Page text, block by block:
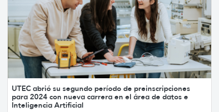
UTEC abrió su segundo período de preinscripciones
para 2024 con nueva carrera en el área de datos e
Inteligencia Artificial